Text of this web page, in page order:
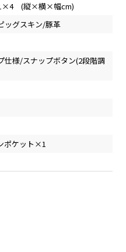
(縦×横×幅cm)
ッグスキン/豚革
仕様/スナップボタン(2段階調
ポケット×1